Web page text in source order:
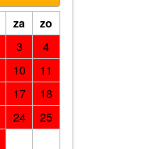
za
zo
3
4
10
11
17
18
24
25